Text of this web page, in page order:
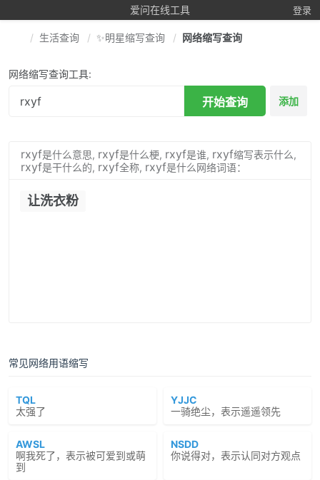
爱问在线工具 登录
生活查询 ✨明星缩写查询 网络缩写查询
网络缩写查询工具:
开始查询 添加
rxyf是什么意思, rxyf是什么梗, rxyf是谁, rxyf缩写表示什么,
rxyf是干什么的, rxyf全称, rxyf是什么网络词语：
让洗衣粉
常见网络用语缩写
TQL
太强了
YJJC
一骑绝尘，表示遥遥领先
AWSL
啊我死了，表示被可爱到或萌
到
NSDD
你说得对，表示认同对方观点